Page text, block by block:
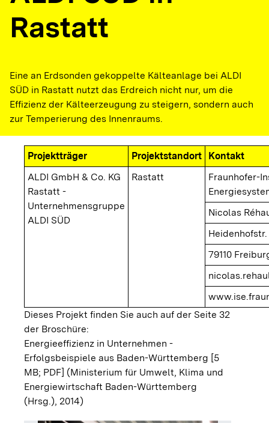
Rastatt
Eine an Erdsonden gekoppelte Kälteanlage bei ALDI
SÜD in Rastatt nutzt das Erdreich nicht nur, um die
Effizienz der Kälteerzeugung zu steigern, sondern auch
zur Temperierung des Innenraums.
Projektträger Projektstandort
Kontakt
ALDI GmbH & Co. KG
Rastatt -
Unternehmensgruppe
ALDI SÜD
Rastatt
Fraunhofer-
Nicolas
Heidenhofstr.
79110
Dieses Projekt finden Sie auch auf der Seite 32
der Broschüre:
Energieeffizienz in Unternehmen -
Erfolgsbeispiele aus Baden-Württemberg [5
MB; PDF] (Ministerium für Umwelt, Klima und
Energiewirtschaft Baden-Württemberg
(Hrsg.), 2014)